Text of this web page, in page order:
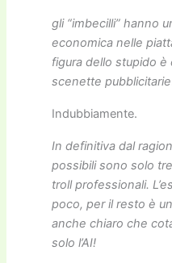
gli “imbecilli” hanno
economica nelle
figura dello stupido
scenette pubblicitarie
Indubbiamente.
In definitiva dal
possibili sono solo
troll professionali.
poco, per il resto è
anche chiaro che
solo l’AI!